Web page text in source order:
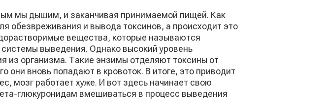
мы дышим, и заканчивая принимаемой пищей. Как
обезвреживания и вывода токсинов, а происходит это
вещества, которые называются
выведения. Однако высокий уровень
из организма. Такие энзимы отделяют токсины от
они вновь попадают в кровоток. В итоге, это приводит
мозг работает хуже. И вот здесь начинает свою
глюкуронидам вмешиваться в процесс выведения